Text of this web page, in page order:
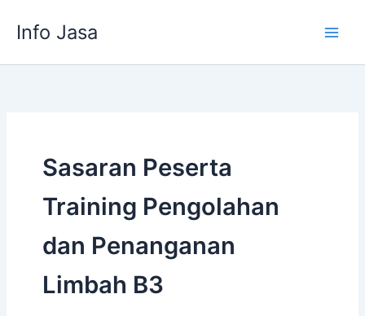
Info Jasa
Sasaran Peserta
Training Pengolahan
dan Penanganan
Limbah B3